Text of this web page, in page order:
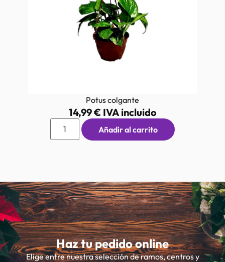
Potus colgante
14,99€IVA incluido
Añadir al carrito
Haz tu pedido online
Elige entre nuestra selección de ramos, centros y